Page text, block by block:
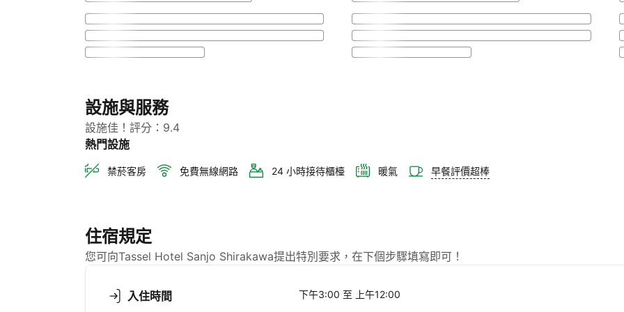
設施與服務
設施佳！評分：9.4
熱門設施
禁菸客房 免費無線網路 24 小時接待櫃檯 暖氣 早餐評價超棒
住宿規定
您可向Tassel Hotel Sanjo Shirakawa提出特別要求，在下個步驟填寫即可！
入住時間 下午3:00 至 上午12:00